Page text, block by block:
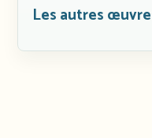
Les autres